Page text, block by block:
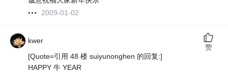
2009-01-02
kwer
[Quote=引用 48 楼 suiyunonghen 的回复:]
HAPPY 牛 YEAR
赞